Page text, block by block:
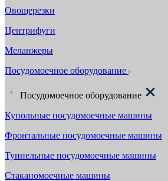
Овощерезки
Центрифуги
Меланжеры
Посудомоечное оборудование
Посудомоечное оборудование
Купольные посудомоечные машины
Фронтальные посудомоечные машины
Туннельные посудомоечные машины
Стаканомоечные машины